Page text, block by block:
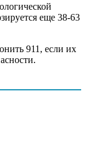
еще 38-63
911, если их